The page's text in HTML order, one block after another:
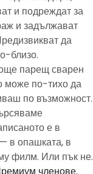
и подреждат за
и задължават
да
близо.
още парещ сварен
може по-тихо да
по възможност.
е в
в опашката, в
филм. Или пък не.
членове.